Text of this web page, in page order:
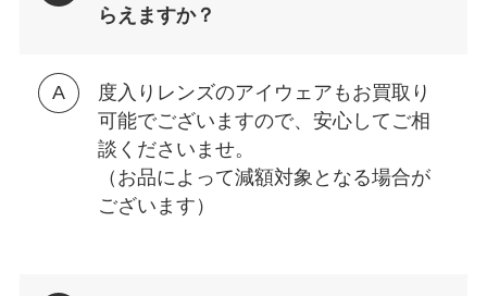
らえますか？
度入りレンズのアイウェアもお買取り
可能でございますので、安心してご相
談くださいませ。
（お品によって減額対象となる場合が
ございます）